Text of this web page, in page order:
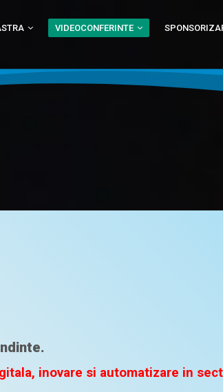
VIDEOCONFERINTE
inovare si automatizare in